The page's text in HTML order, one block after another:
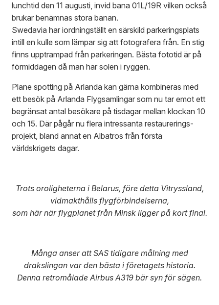
lunchtid den 11 augusti, invid bana 01L/19R vilken också
brukar benämnas stora banan.
Swedavia har iordningställt en särskild parkeringsplats
intill en kulle som lämpar sig att fotografera från. En stig
finns upptrampad från parkeringen. Bästa fototid är på
förmiddagen då man har solen i ryggen.
Plane spotting på Arlanda kan gärna kombineras med
ett besök på Arlanda Flygsamlingar som nu tar emot ett
begränsat antal besökare på tisdagar mellan klockan 10
och 15. Där pågår nu flera intressanta restaurerings-
projekt, bland annat en Albatros från första
världskrigets dagar.
Trots oroligheterna i Belarus, före detta Vitryssland,
vidmakthålls flygförbindelserna,
som här när flygplanet från Minsk ligger på kort final.
Många anser att SAS tidigare målning med
drakslingan var den bästa i företagets historia.
Denna retromålade Airbus A319 bär syn för sägen.